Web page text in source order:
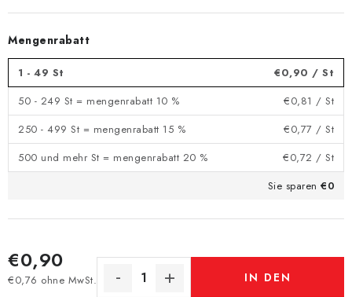
Mengenrabatt
1 - 49 St €0,90 / St
50 - 249 St = mengenrabatt 10 %
€0,81 / St
250 - 499 St = mengenrabatt 15 %
€0,77 / St
500 und mehr St = mengenrabatt 20 %
€0,72 / St
Sie sparen €0
€0,90
€0,76 ohne MwSt. IN DEN